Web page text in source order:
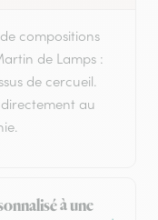
compositions
de Lamps :
de cercueil.
au
à une